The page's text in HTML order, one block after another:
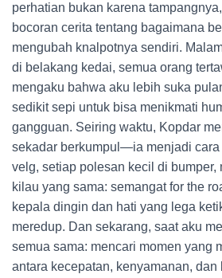
perhatian bukan karena
bocoran cerita tentang bagaimana
mengubah knalpotnya sendiri.
di belakang kedai, semua orang
mengaku bahwa aku lebih suka
sedikit sepi untuk bisa menikmati
gangguan. Seiring waktu, Kopdar
sekadar berkumpul—ia menjadi
velg, setiap polesan kecil di bumper,
kilau yang sama: semangat for the
kepala dingin dan hati yang lega
meredup. Dan sekarang, saat aku
semua sama: mencari momen yang
antara kecepatan, kenyamanan, dan